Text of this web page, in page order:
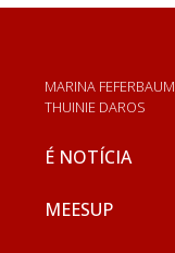
MARINA FEFERBAUM
THUINIE DAROS
É NOTÍCIA
MEESUP